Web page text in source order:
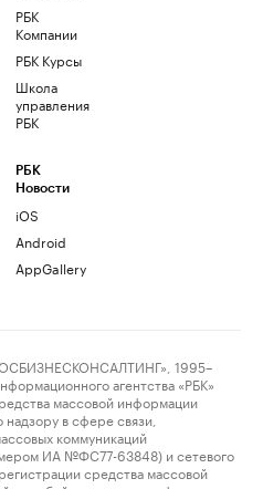
РБК
Компании
РБК Курсы
Школа
управления
РБК
РБК
Новости
iOS
Android
AppGallery
1995–
агентства «РБК»
массовой информации
в сфере связи,
коммуникаций
ИА №ФС77-63848) и сетевого
средства массовой